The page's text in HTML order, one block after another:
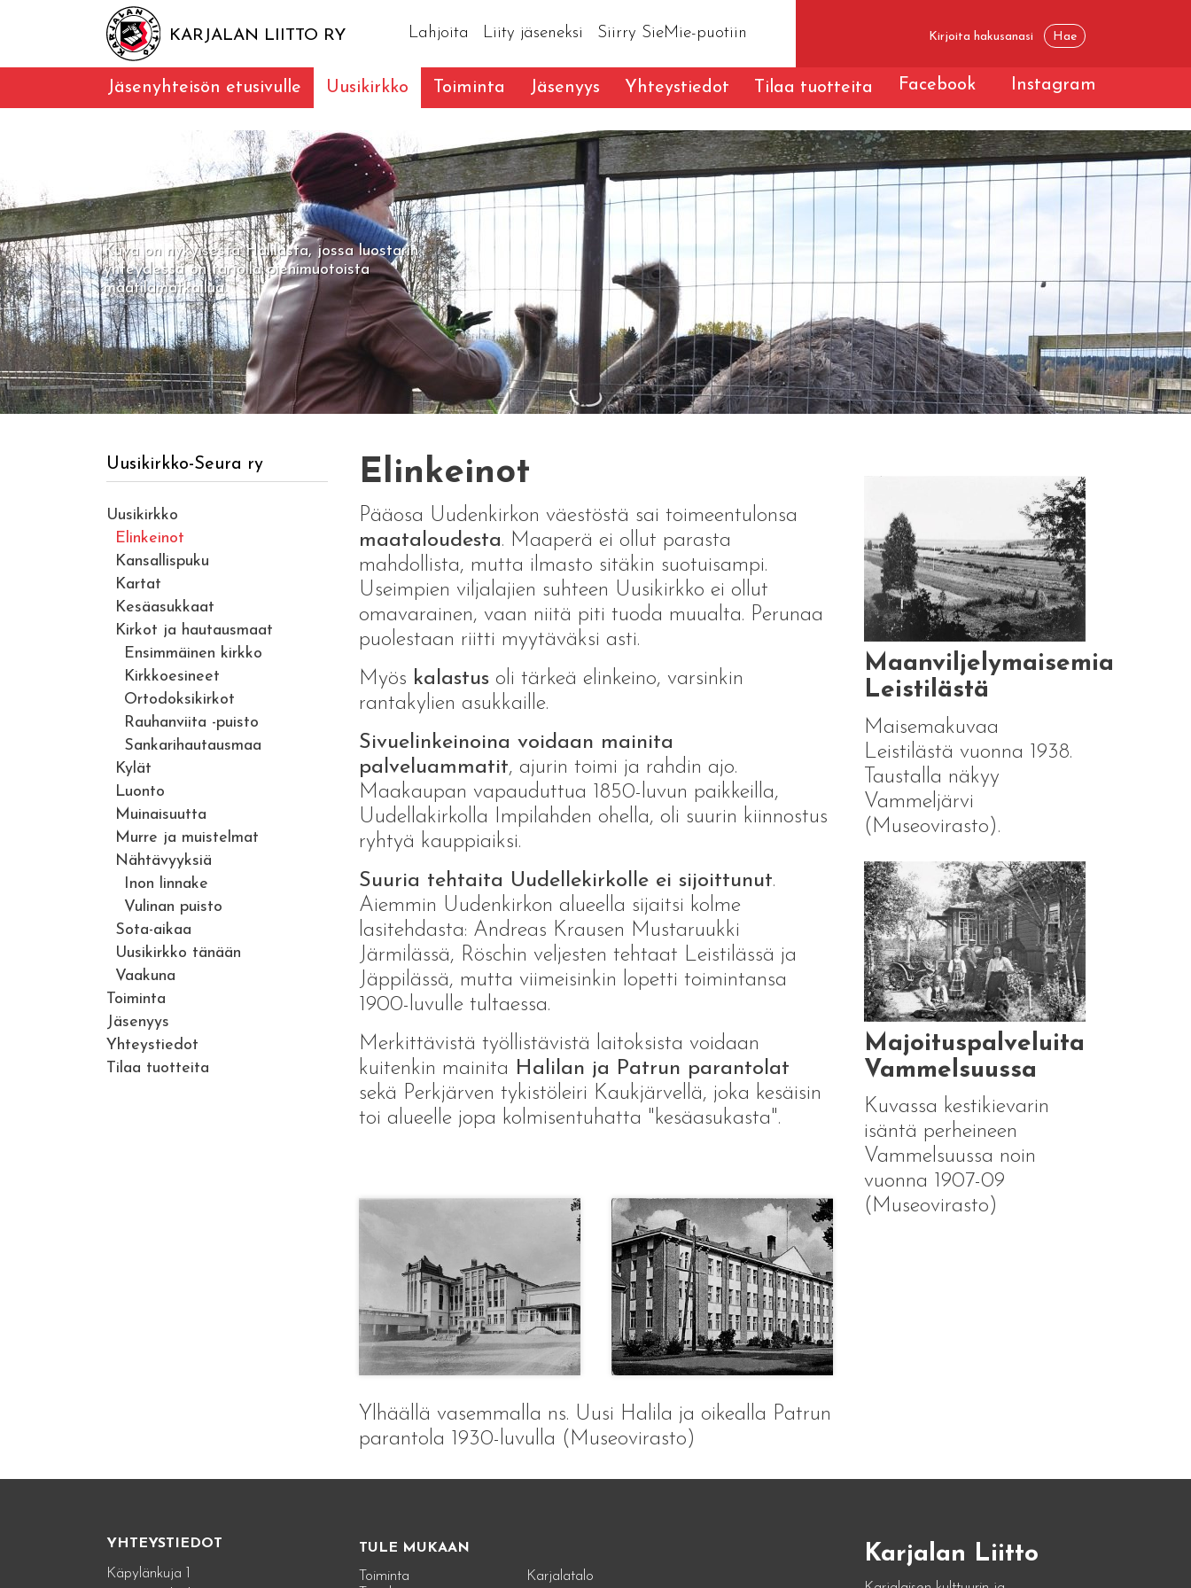
KARJALAN LIITTO RY Lahjoita Liity jäseneksi Siirry SieMie-puotiin
Jäsenyhteisön etusivulle Uusikirkko Toiminta Jäsenyys Yhteystiedot Tilaa tuotteita Facebook Instagram
Kuva on nykyisestä Halilasta, jossa luostarin
yhteydessä on tarjolla pienimuotoista
maatilamatkailua.
Uusikirkko-Seura ry
Uusikirkko
Elinkeinot
Kansallispuku
Kartat
Kesäasukkaat
Kirkot ja hautausmaat
Ensimmäinen kirkko
Kirkkoesineet
Ortodoksikirkot
Rauhanviita -puisto
Sankarihautausmaa
Kylät
Luonto
Muinaisuutta
Murre ja muistelmat
Nähtävyyksiä
Inon linnake
Vulinan puisto
Sota-aikaa
Uusikirkko tänään
Vaakuna
Toiminta
Jäsenyys
Yhteystiedot
Tilaa tuotteita
Elinkeinot
Pääosa Uudenkirkon väestöstä sai toimeentulonsa
maataloudesta. Maaperä ei ollut parasta
mahdollista, mutta ilmasto sitäkin suotuisampi.
Useimpien viljalajien suhteen Uusikirkko ei ollut
omavarainen, vaan niitä piti tuoda muualta. Perunaa
puolestaan riitti myytäväksi asti.
Myös kalastusoli tärkeä elinkeino, varsinkin
rantakylien asukkaille.
Sivuelinkeinoina voidaan mainita
palveluammatit, ajurin toimi ja rahdin ajo.
Maakaupan vapauduttua 1850-luvun paikkeilla,
Uudellakirkolla Impilahden ohella, oli suurin kiinnostus
ryhtyä kauppiaiksi.
Suuria tehtaita Uudellekirkolle ei sijoittunut.
Aiemmin Uudenkirkon alueella sijaitsi kolme
lasitehdasta: Andreas Krausen Mustaruukki
Järmilässä, Röschin veljesten tehtaat Leistilässä ja
Jäppilässä, mutta viimeisinkin lopetti toimintansa
1900-luvulle tultaessa.
Merkittävistä työllistävistä laitoksista voidaan
kuitenkin mainita Halilan ja Patrun parantolat
sekä Perkjärven tykistöleiri Kaukjärvellä, joka kesäisin
toi alueelle jopa kolmisentuhatta "kesäasukasta".
Ylhäällä vasemmalla ns. Uusi Halila ja oikealla Patrun
parantola 1930-luvulla (Museovirasto)
Maanviljelymaisemia
Leistilästä
Maisemakuvaa
Leistilästä vuonna 1938.
Taustalla näkyy
Vammeljärvi
(Museovirasto).
Majoituspalveluita
Vammelsuussa
Kuvassa kestikievarin
isäntä perheineen
Vammelsuussa noin
vuonna 1907-09
(Museovirasto)
YHTEYSTIEDOT
Käpylänkuja 1
TULE MUKAAN
Toiminta
Karjalatalo
Karjalan Liitto